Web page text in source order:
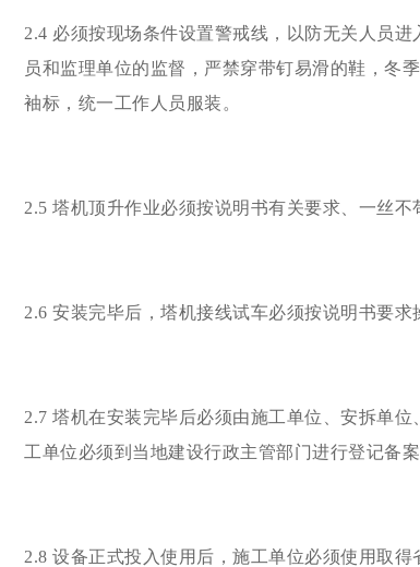
2.4 必须按现场条件设置警戒线，以防无关人员
员和监理单位的监督，严禁穿带钉易滑的鞋，冬
袖标，统一工作人员服装。
2.5 塔机顶升作业必须按说明书有关要求、一丝
2.6 安装完毕后，塔机接线试车必须按说明书要
2.7 塔机在安装完毕后必须由施工单位、安拆单
工单位必须到当地建设行政主管部门进行登记备案
2.8 设备正式投入使用后，施工单位必须使用取